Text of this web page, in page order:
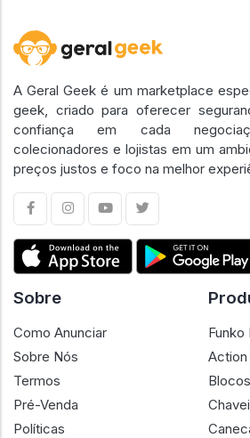
A Geral Geek é um marketplace
geek, criado para oferecer
confiança em cada
colecionadores e lojistas em um
preços justos e foco na melhor
Sobre
Como Anunciar
Sobre Nós
Termos
Pré-Venda
Políticas
Funko
Action